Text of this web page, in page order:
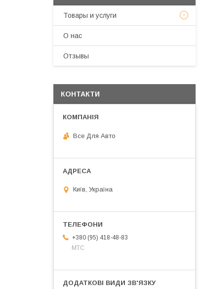
Товары и услуги
О нас
Отзывы
КОНТАКТИ
Все Для Авто
Київ, Україна
+380 (95) 418-48-83
МТС